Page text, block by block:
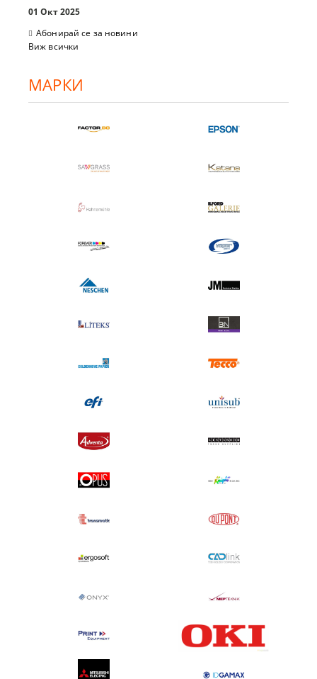
01 Окт 2025
Абонирай се за новини
Виж всички
МАРКИ